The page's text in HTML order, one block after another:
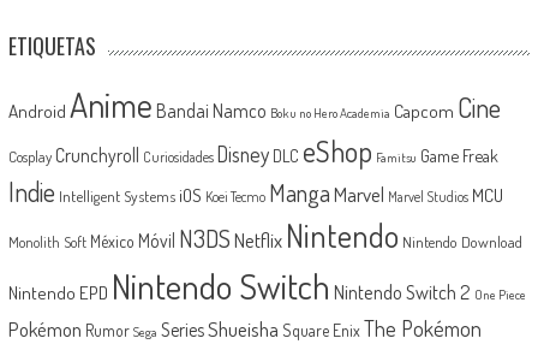
ETIQUETAS
Android Anime Bandai Namco Boku no Hero Academia Capcom Cine
Cosplay Crunchyroll Curiosidades Disney DLC eShop Famitsu Game Freak
Indie Intelligent Systems iOS Koei Tecmo MangaMarvel Marvel Studios MCU
Monolith Soft México Móvil N3DSNetflix Nintendo Nintendo Download
Nintendo EPD Nintendo Switch Nintendo Switch 2 One Piece
Pokémon Rumor Sega SeriesShueisha Square EnixThe Pokémon